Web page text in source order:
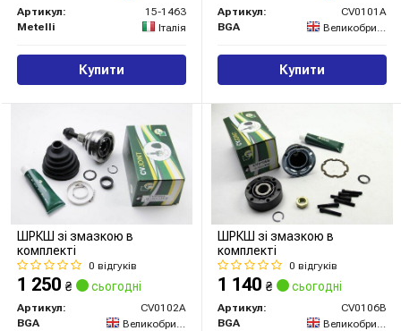
Артикул:
15-1463
Metelli
Італія
Купити
Артикул:
CV0101A
BGA
Великобританія
Купити
ШРКШ зі змазкою в
комплекті
0 відгуків
1 250 ₴ сьогодні
Артикул:
CV0102A
BGA
Великобританія
ШРКШ зі змазкою в
комплекті
0 відгуків
1 140 ₴ сьогодні
Артикул:
CV0106B
BGA
Великобританія